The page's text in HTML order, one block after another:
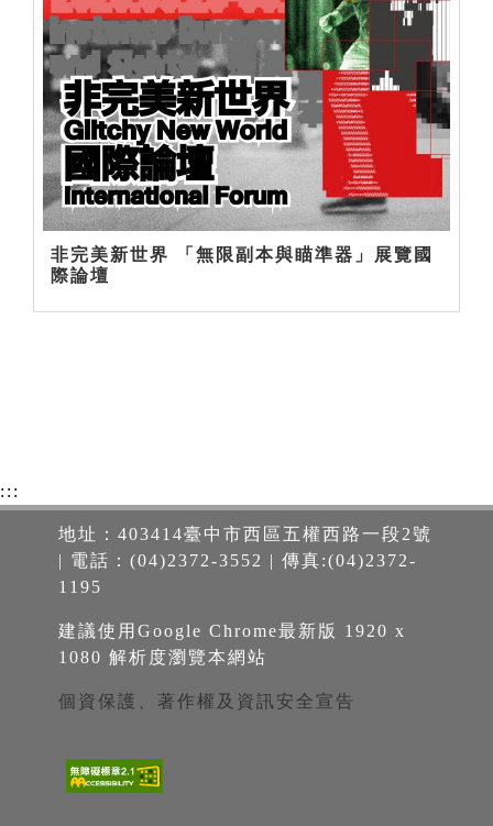
非完美新世界 「無限副本與瞄準器」展覽國
際論壇
:::
地址：403414臺中市西區五權西路一段2號
| 電話：(04)2372-3552 | 傳真:(04)2372-
1195
建議使用Google Chrome最新版 1920 x
1080 解析度瀏覽本網站
個資保護、著作權及資訊安全宣告